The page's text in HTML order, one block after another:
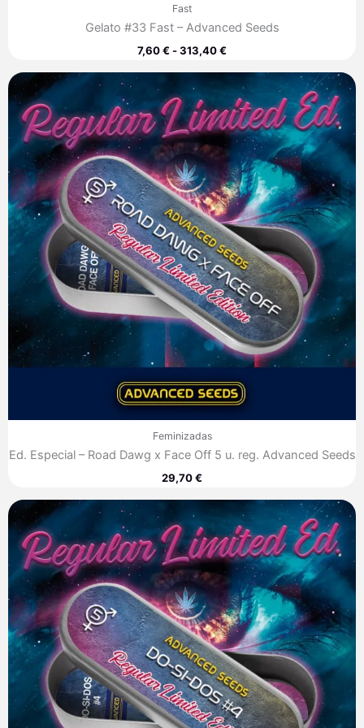
Fast
Gelato #33 Fast – Advanced Seeds
7,60€-313,40€
Feminizadas
Ed. Especial – Road Dawg x Face Off 5 u. reg. Advanced Seeds
29,70€